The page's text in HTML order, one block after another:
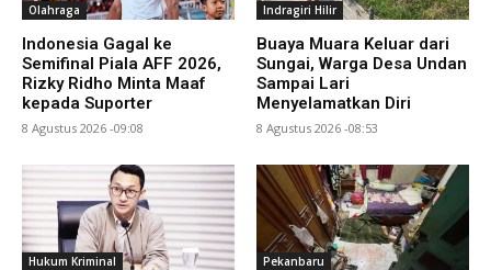
Olahraga
Indonesia Gagal ke
Semifinal Piala AFF 2026,
Rizky Ridho Minta Maaf
kepada Suporter
8 Agustus 2026 -09:08
Indragiri Hilir
Buaya Muara Keluar dari
Sungai, Warga Desa Undan
Sampai Lari
Menyelamatkan Diri
8 Agustus 2026 -08:53
Hukum Kriminal Pekanbaru